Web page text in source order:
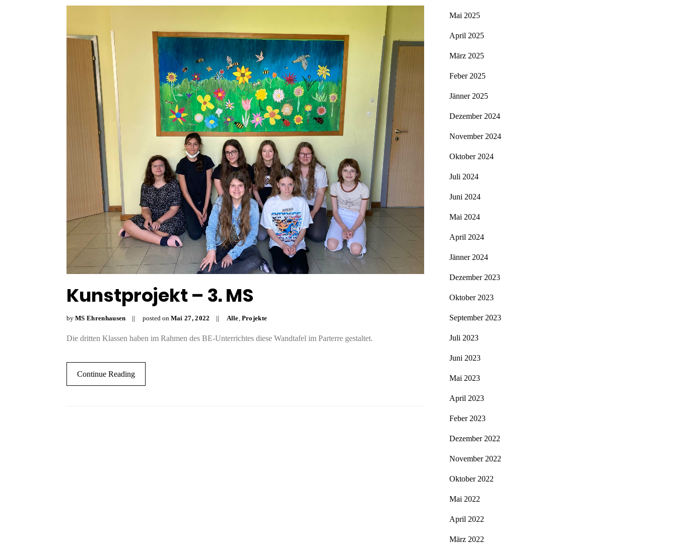
Kunstprojekt – 3. MS
by MS Ehrenhausen posted on Mai 27,2022 Alle Projekte
Die dritten Klassen haben im Rahmen des BE-Unterrichtes diese Wandtafel im Parterre gestaltet.
Continue Reading
Mai 2025
April 2025
März 2025
Feber 2025
Jänner 2025
Dezember 2024
November 2024
Oktober 2024
Juli 2024
Juni 2024
Mai 2024
April 2024
Jänner 2024
Dezember 2023
Oktober 2023
September 2023
Juli 2023
Juni 2023
Mai 2023
April 2023
Feber 2023
Dezember 2022
November 2022
Oktober 2022
Mai 2022
April 2022
März 2022